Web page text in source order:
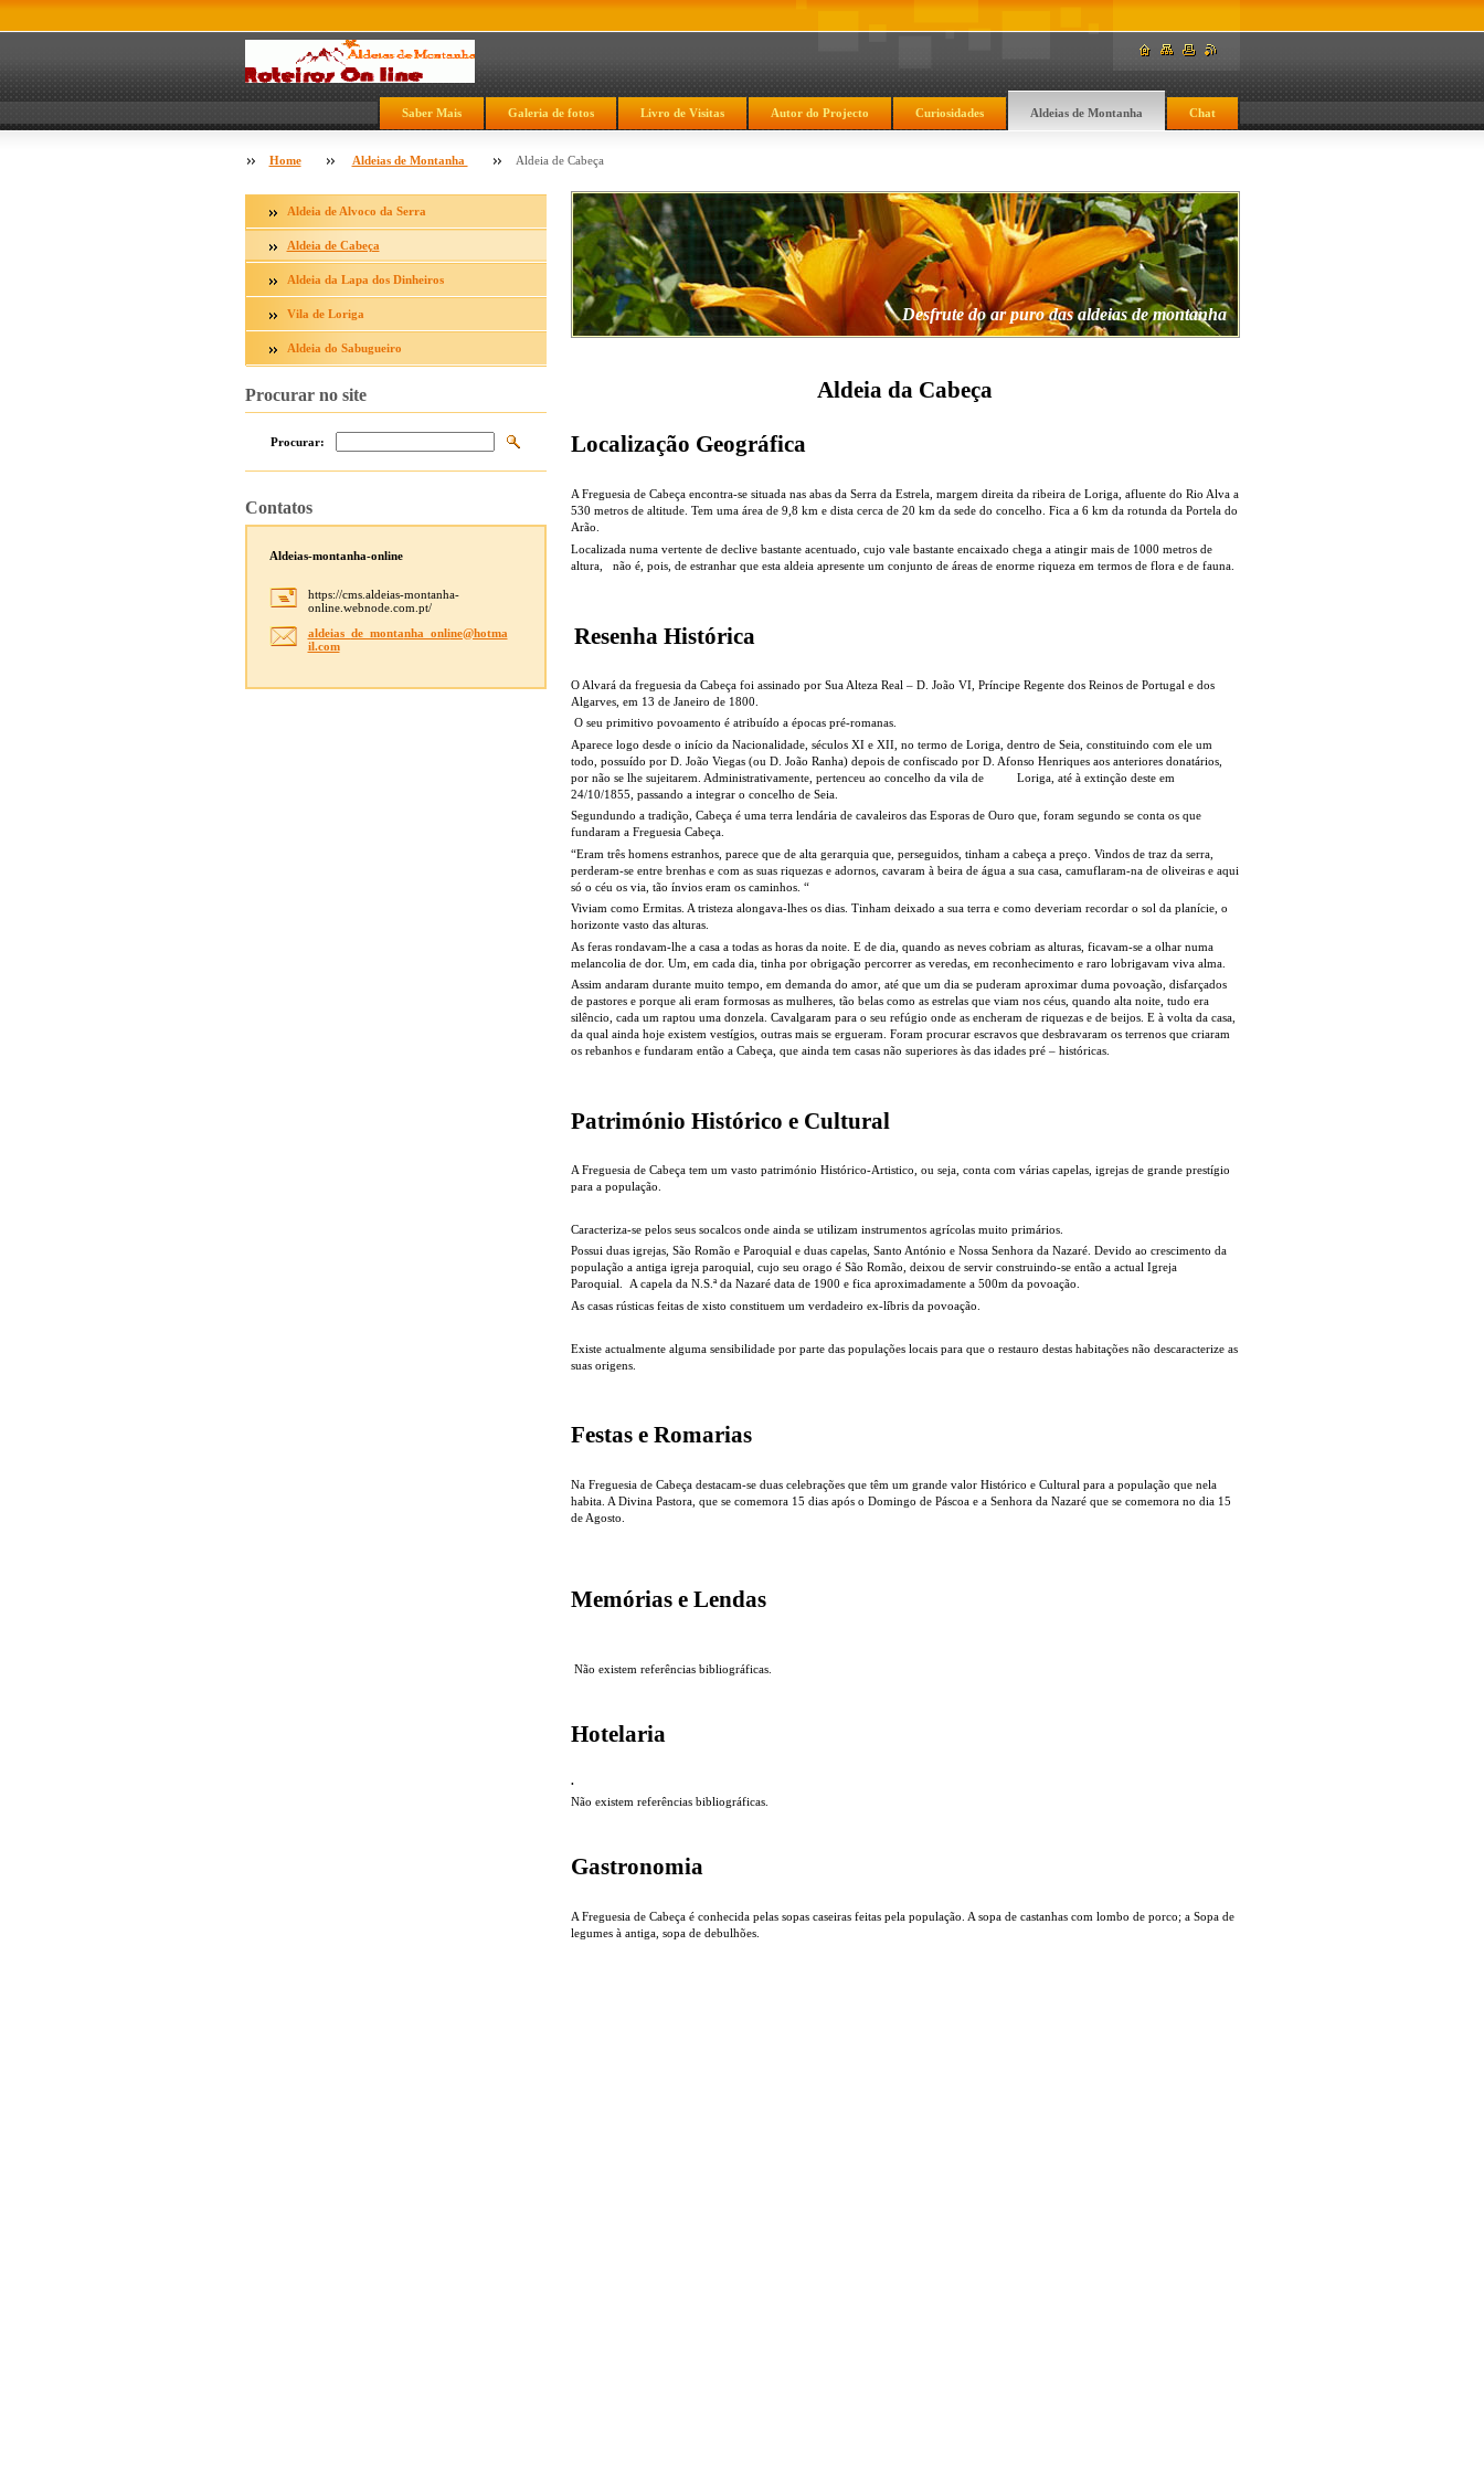
Saber Mais Galeria de fotos Livro de Visitas Autor do Projecto Curiosidades Aldeias de Montanha Chat
Home Aldeias de Montanha Aldeia de Cabeça
Desfrute do ar puro das aldeias de montanha
Aldeia da Cabeça
Localização Geográfica
A Freguesia de Cabeça encontra-se situada nas abas da Serra da Estrela, margem direita da ribeira de Loriga, afluente do Rio Alva a
530 metros de altitude. Tem uma área de 9,8 km e dista cerca de 20 km da sede do concelho. Fica a 6 km da rotunda da Portela do
Arão.
Localizada numa vertente de declive bastante acentuado, cujo vale bastante encaixado chega a atingir mais de 1000 metros de
altura, não é, pois, de estranhar que esta aldeia apresente um conjunto de áreas de enorme riqueza em termos de flora e de fauna.
Resenha Histórica
O Alvará da freguesia da Cabeça foi assinado por Sua Alteza Real – D. João VI, Príncipe Regente dos Reinos de Portugal e dos
Algarves, em 13 de Janeiro de 1800.
O seu primitivo povoamento é atribuído a épocas pré-romanas.
Aparece logo desde o início da Nacionalidade, séculos XI e XII, no termo de Loriga, dentro de Seia, constituindo com ele um
todo, possuído por D. João Viegas (ou D. João Ranha) depois de confiscado por D. Afonso Henriques aos anteriores donatários,
por não se lhe sujeitarem. Administrativamente, pertenceu ao concelho da vila de
Loriga, até à extinção deste em
24/10/1855, passando a integrar o concelho de Seia.
Segundundo a tradição, Cabeça é uma terra lendária de cavaleiros das Esporas de Ouro que, foram segundo se conta os que
fundaram a Freguesia Cabeça.
“Eram três homens estranhos, parece que de alta gerarquia que, perseguidos, tinham a cabeça a preço. Vindos de traz da serra,
perderam-se entre brenhas e com as suas riquezas e adornos, cavaram à beira de água a sua casa, camuflaram-na de oliveiras e aqui
só o céu os via, tão ínvios eram os caminhos. “
Viviam como Ermitas. A tristeza alongava-lhes os dias. Tinham deixado a sua terra e como deveriam recordar o sol da planície, o
horizonte vasto das alturas.
As feras rondavam-lhe a casa a todas as horas da noite. E de dia, quando as neves cobriam as alturas, ficavam-se a olhar numa
melancolia de dor. Um, em cada dia, tinha por obrigação percorrer as veredas, em reconhecimento e raro lobrigavam viva alma.
Assim andaram durante muito tempo, em demanda do amor, até que um dia se puderam aproximar duma povoação, disfarçados
de pastores e porque ali eram formosas as mulheres, tão belas como as estrelas que viam nos céus, quando alta noite, tudo era
silêncio, cada um raptou uma donzela. Cavalgaram para o seu refúgio onde as encheram de riquezas e de beijos. E à volta da casa,
da qual ainda hoje existem vestígios, outras mais se ergueram. Foram procurar escravos que desbravaram os terrenos que criaram
os rebanhos e fundaram então a Cabeça, que ainda tem casas não superiores às das idades pré – históricas.
Património Histórico e Cultural
A Freguesia de Cabeça tem um vasto património Histórico-Artistico, ou seja, conta com várias capelas, igrejas de grande prestígio
para a população.
Caracteriza-se pelos seus socalcos onde ainda se utilizam instrumentos agrícolas muito primários.
Possui duas igrejas, São Romão e Paroquial e duas capelas, Santo António e Nossa Senhora da Nazaré. Devido ao crescimento da
população a antiga igreja paroquial, cujo seu orago é São Romão, deixou de servir construindo-se então a actual Igreja
Paroquial. A capela da N.S.ª da Nazaré data de 1900 e fica aproximadamente a 500m da povoação.
As casas rústicas feitas de xisto constituem um verdadeiro ex-líbris da povoação.
Existe actualmente alguma sensibilidade por parte das populações locais para que o restauro destas habitações não descaracterize as
suas origens.
Festas e Romarias
Na Freguesia de Cabeça destacam-se duas celebrações que têm um grande valor Histórico e Cultural para a população que nela
habita. A Divina Pastora, que se comemora 15 dias após o Domingo de Páscoa e a Senhora da Nazaré que se comemora no dia 15
de Agosto.
Memórias e Lendas
Não existem referências bibliográficas.
Hotelaria
.
Não existem referências bibliográficas.
Gastronomia
A Freguesia de Cabeça é conhecida pelas sopas caseiras feitas pela população. A sopa de castanhas com lombo de porco; a Sopa de
legumes à antiga, sopa de debulhões.
Aldeia de Alvoco da Serra
Aldeia de Cabeça
Aldeia da Lapa dos Dinheiros
Vila de Loriga
Aldeia do Sabugueiro
Procurar no site
Procurar:
Contatos
Aldeias-montanha-online
https://cms.aldeias-montanha-
online.webnode.com.pt/
aldeias_ de_montanha_online@hotma
il.com